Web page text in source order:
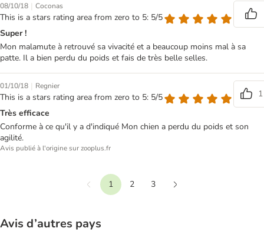
08/10/18 | Coconas
This is a stars rating area from zero to 5: 5/5
Super !
Mon malamute à retrouvé sa vivacité et a beaucoup moins mal à sa
patte. Il a bien perdu du poids et fais de très belle selles.
01/10/18 | Regnier
This is a stars rating area from zero to 5: 5/5
1
Très efficace
Conforme à ce qu'il y a d'indiqué Mon chien a perdu du poids et son
agilité.
Avis publié à l'origine sur zooplus.fr
Précédent
1 2
3
Avis d’autres pays